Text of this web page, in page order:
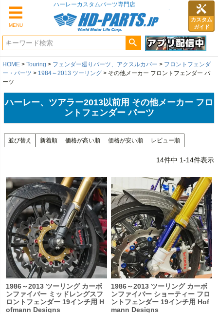
MENU
カスタム
ガイド
HOME Touring フェンダー廻りパーツ、アクスルカバー
フロントフェンダ
ー・パーツ
1984～2013 ツーリング
その他メーカー フロントフェンダー パ
ーツ
ハーレー、ツアラー2013以前用 その他メーカー フロ
ントフェンダー パーツ
並び替え 新着順 価格が高い順 価格が安い順 レビュー順
14件中 1-14件表示
1986～2013 ツーリング カーボ
ンファイバー ミッドレングスフ
ロントフェンダー 19インチ用 H
ofmann Designs
1986～2013 ツーリング カーボ
ンファイバー ショーティー フロ
ントフェンダー 19インチ用 Hof
mann Designs